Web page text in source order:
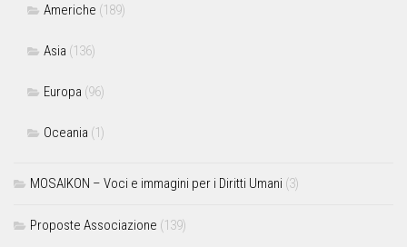
Americhe (189)
Asia (136)
Europa (96)
Oceania (1)
MOSAIKON – Voci e immagini per i Diritti Umani (3)
Proposte Associazione (139)